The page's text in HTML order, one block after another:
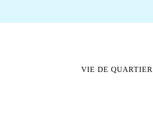
VIE DE QUARTIER